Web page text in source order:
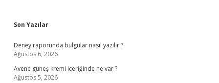
Sidebar
Son Yazılar
Deney raporunda bulgular nasıl yazılır ?
Ağustos 6, 2026
Avene güneş kremi içeriğinde ne var ?
Ağustos 5, 2026